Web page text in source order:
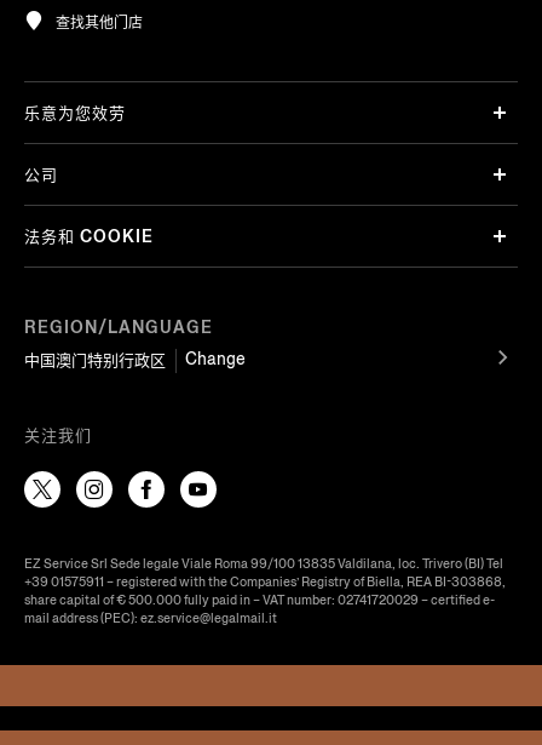
查找其他门店
REGION/LANGUAGE
中国澳门特别行政区
Change
乐意为您效劳
公司
法务和 COOKIE
关注我们
EZ Service Srl Sede legale Viale Roma 99/100 13835 Valdilana, loc. Trivero (BI) Tel
+39 01575911 – registered with the Companies’ Registry of Biella, REA BI-303868,
share capital of € 500.000 fully paid in – VAT number: 02741720029 – certified e-
mail address (PEC): ez.service@legalmail.it